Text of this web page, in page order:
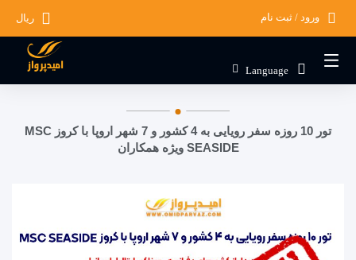
ریال ورود / ثبت نام
Language
تور 10 روزه سفر رویایی به 4 کشور و 7 شهر اروپا با کروز MSC
SEASIDE ویژه همکاران